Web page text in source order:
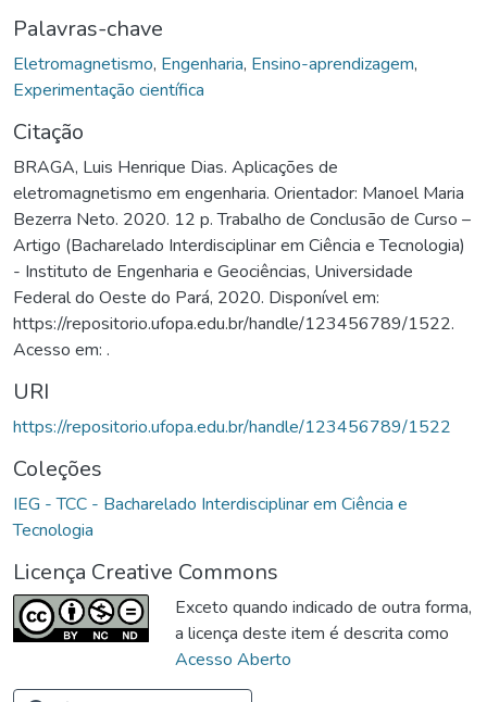
Palavras-chave
Eletromagnetismo, Engenharia, Ensino-aprendizagem,
Experimentação científica
Citação
BRAGA, Luis Henrique Dias. Aplicações de
eletromagnetismo em engenharia. Orientador: Manoel Maria
Bezerra Neto. 2020. 12 p. Trabalho de Conclusão de Curso –
Artigo (Bacharelado Interdisciplinar em Ciência e Tecnologia)
- Instituto de Engenharia e Geociências, Universidade
Federal do Oeste do Pará, 2020. Disponível em:
https://repositorio.ufopa.edu.br/handle/123456789/1522.
Acesso em: .
URI
https://repositorio.ufopa.edu.br/handle/123456789/1522
Coleções
IEG - TCC - Bacharelado Interdisciplinar em Ciência e
Tecnologia
Licença Creative Commons
Exceto quando indicado de outra forma,
a licença deste item é descrita como
Acesso Aberto